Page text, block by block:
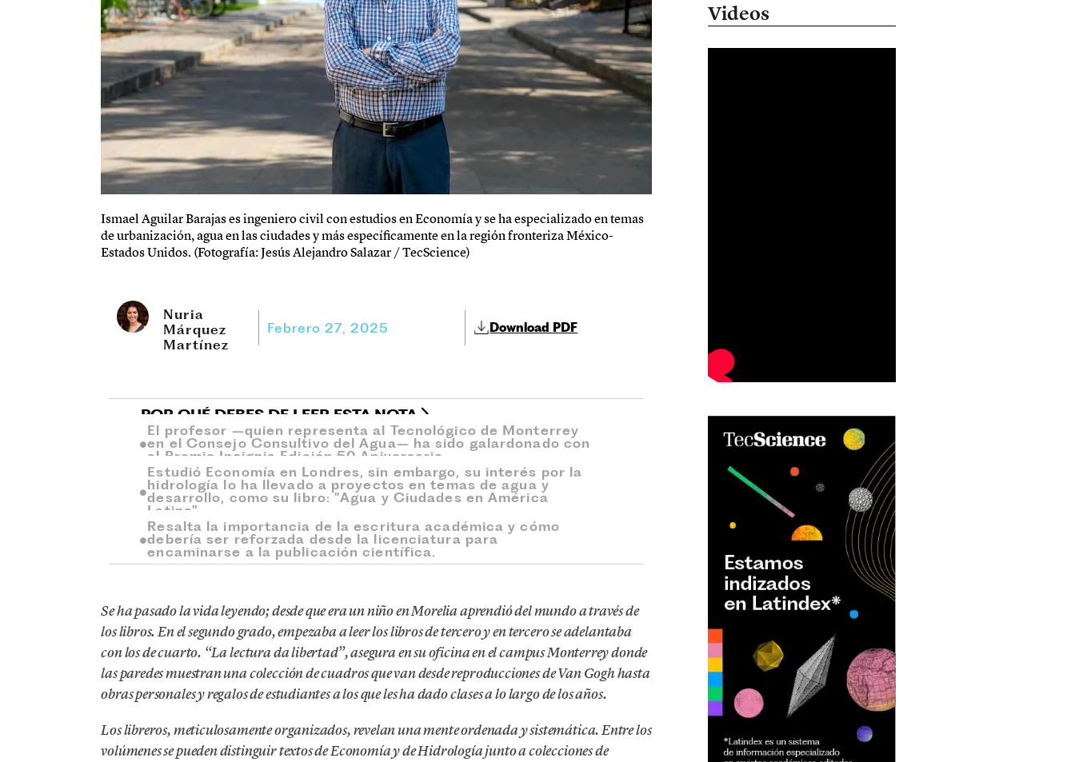
Ismael Aguilar Barajas es ingeniero civil con estudios en Economía y se ha especializado en temas
de urbanización, agua en las ciudades y más específicamente en la región fronteriza México-
Estados Unidos. (Fotografía: Jesús Alejandro Salazar / TecScience)
Nuria
Márquez
Martínez
Febrero 27, 2025 Download PDF
POR QUÉ DEBES DE LEER ESTA NOTA
El profesor –quien representa al Tecnológico de Monterrey
en el Consejo Consultivo del Agua– ha sido galardonado con
el Premio Insignia Edición 50 Aniversario
Estudió Economía en Londres, sin embargo, su interés por la
hidrología lo ha llevado a proyectos en temas de agua y
desarrollo, como su libro: "Agua y Ciudades en América
Latina"
Resalta la importancia de la escritura académica y cómo
debería ser reforzada desde la licenciatura para
encaminarse a la publicación científica.
Se ha pasado la vida leyendo; desde que era un niño en Morelia aprendió del mundo a través de
los libros. En el segundo grado, empezaba a leer los libros de tercero y en tercero se adelantaba
con los de cuarto. “La lectura da libertad”, asegura en su oficina en el campus Monterrey donde
las paredes muestran una colección de cuadros que van desde reproducciones de Van Gogh hasta
obras personales y regalos de estudiantes a los que les ha dado clases a lo largo de los años.
Los libreros, meticulosamente organizados, revelan una mente ordenada y sistemática. Entre los
volúmenes se pueden distinguir textos de Economía y de Hidrología junto a colecciones de
Videos